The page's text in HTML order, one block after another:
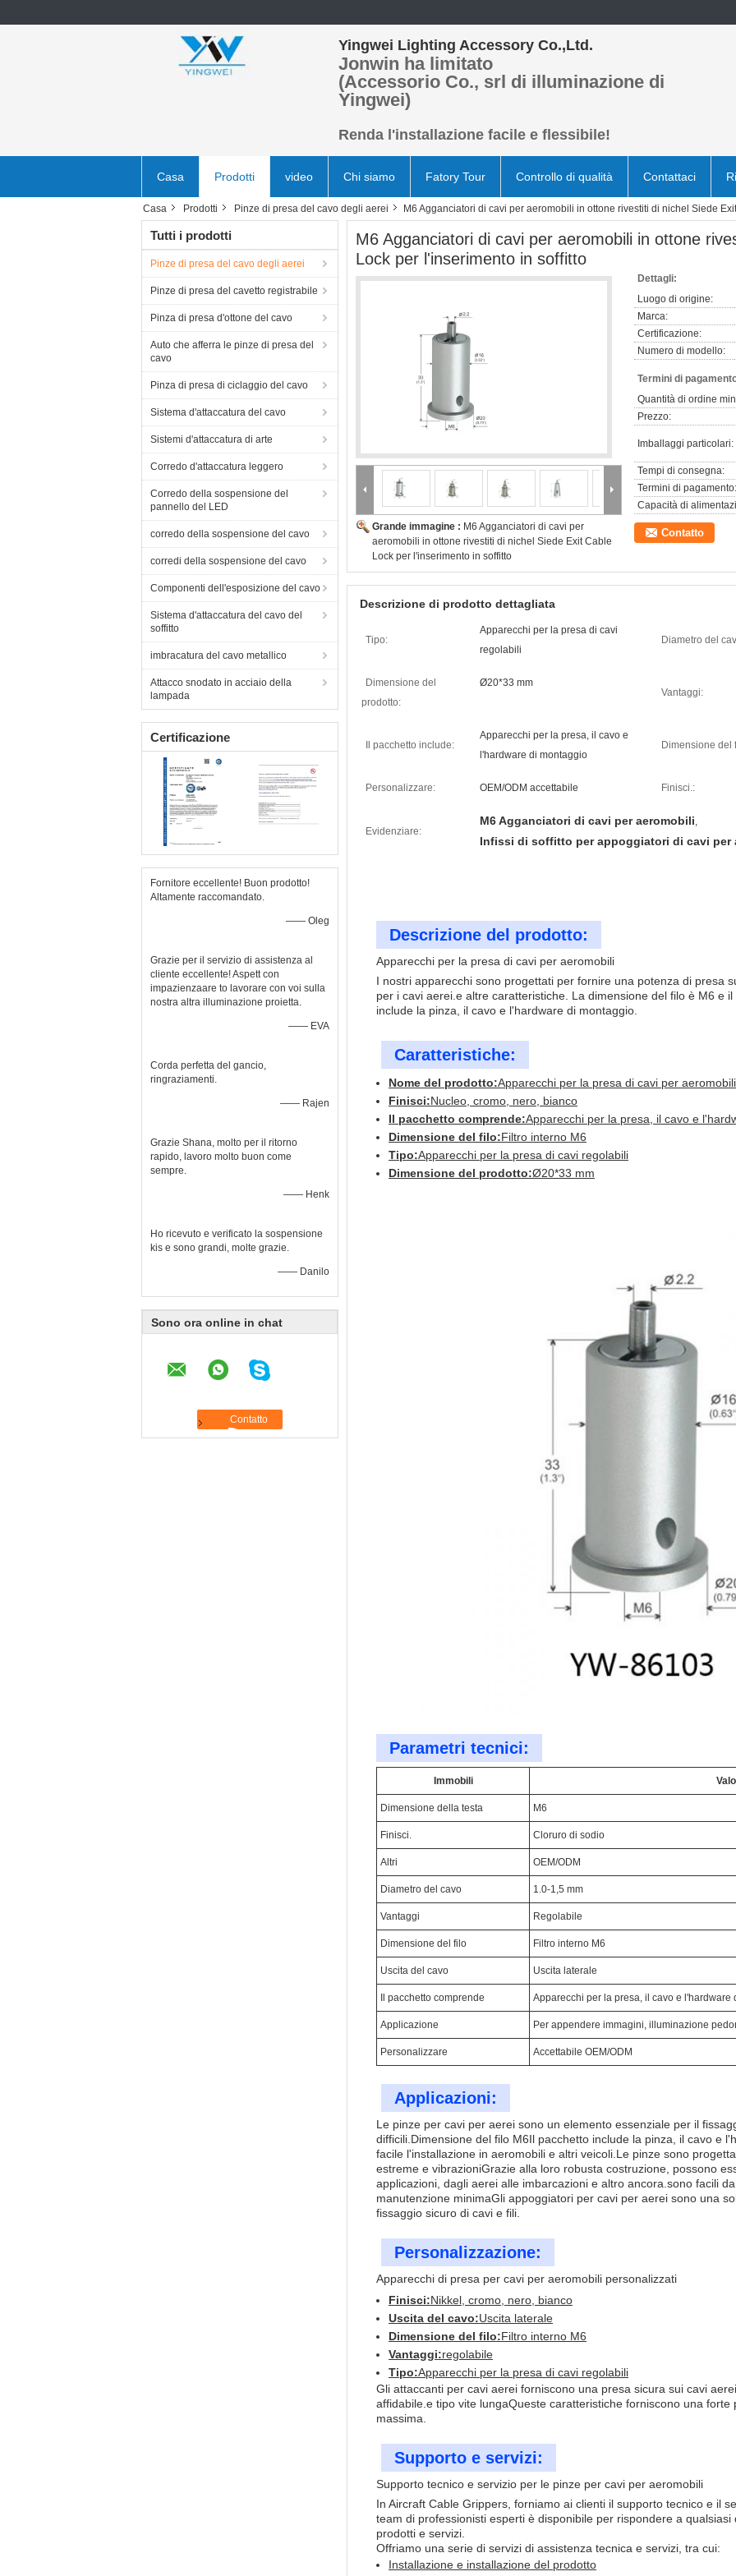
Yingwei Lighting Accessory Co.,Ltd.
Jonwin ha limitato
(Accessorio Co., srl di illuminazione di
Yingwei)
Renda l'installazione facile e flessibile!
Casa Prodotti video Chi siamo Fatory Tour Controllo di qualità Contattaci
Casa Prodotti Pinze di presa del cavo degli aerei M6 Agganciatori di cavi per aeromobili in ottone rivestiti di nichel Siede
Tutti i prodotti
Pinze di presa del cavo degli aerei
Pinze di presa del cavetto registrabile
Pinza di presa d'ottone del cavo
Auto che afferra le pinze di presa del
cavo
Pinza di presa di ciclaggio del cavo
Sistema d'attaccatura del cavo
Sistemi d'attaccatura di arte
Corredo d'attaccatura leggero
Corredo della sospensione del
pannello del LED
corredo della sospensione del cavo
corredi della sospensione del cavo
Componenti dell'esposizione del cavo
Sistema d'attaccatura del cavo del
soffitto
imbracatura del cavo metallico
Attacco snodato in acciaio della
lampada
Certificazione
Fornitore eccellente! Buon prodotto!
Altamente raccomandato.
—— Oleg
Grazie per il servizio di assistenza al
cliente eccellente! Aspett con
impazienzaare to lavorare con voi sulla
nostra altra illuminazione proietta.
—— EVA
Corda perfetta del gancio,
ringraziamenti.
—— Rajen
Grazie Shana, molto per il ritorno
rapido, lavoro molto buon come
sempre.
—— Henk
Ho ricevuto e verificato la sospensione
kis e sono grandi, molte grazie.
—— Danilo
Sono ora online in chat
M6 Agganciatori di cavi per aeromobili in ottone
Lock per l'inserimento in soffitto
Grande immagine : M6 Agganciatori di cavi per
aeromobili in ottone rivestiti di nichel Siede Exit Cable
Lock per l'inserimento in soffitto
Dettagli:
Luogo di origine:
Marca:
Certificazione:
Numero di modello:
Termini di
Quantità di ordine
Prezzo:
Imballaggi particolari:
Tempi di consegna:
Termini di pagamento:
Capacità di
Contatto
Descrizione di prodotto dettagliata
Tipo:
Apparecchi per la presa di cavi
regolabili
Diametro del
Dimensione del
prodotto:
Ø20*33 mm
Vantaggi:
Il pacchetto include:
Apparecchi per la presa, il cavo e
l'hardware di montaggio
Dimensione del
Personalizzare: OEM/ODM accettabile Finisci.:
Evidenziare:
M6 Agganciatori di cavi per aeromobili,
Infissi di soffitto per appoggiatori di cavi per
Descrizione del prodotto:
Apparecchi per la presa di cavi per aeromobili
I nostri apparecchi sono progettati per fornire una potenza di presa
per i cavi aerei.e altre caratteristiche. La dimensione del filo è M6 e
include la pinza, il cavo e l'hardware di montaggio.
Caratteristiche:
Nome del prodotto:Apparecchi per la presa di cavi per aeromobili
Finisci:Nucleo, cromo, nero, bianco
Il pacchetto comprende:Apparecchi per la presa, il cavo e
Dimensione del filo:Filtro interno M6
Tipo:Apparecchi per la presa di cavi regolabili
Dimensione del prodotto:Ø20*33 mm
Parametri tecnici:
Immobili
Dimensione della testa M6
Finisci. Cloruro di sodio
Altri OEM/ODM
Diametro del cavo 1.0-1,5 mm
Vantaggi Regolabile
Dimensione del filo Filtro interno M6
Uscita del cavo Uscita laterale
Il pacchetto comprende Apparecchi per la presa, il cavo e l'hardware
Applicazione Per appendere immagini, illuminazione
Personalizzare Accettabile OEM/ODM
Applicazioni:
Le pinze per cavi per aerei sono un elemento essenziale per il
difficili.Dimensione del filo M6Il pacchetto include la pinza, il cavo e
facile l'installazione in aeromobili e altri veicoli.Le pinze sono
estreme e vibrazioniGrazie alla loro robusta costruzione, possono
applicazioni, dagli aerei alle imbarcazioni e altro ancora.sono facili
manutenzione minimaGli appoggiatori per cavi per aerei sono una
fissaggio sicuro di cavi e fili.
Personalizzazione:
Apparecchi di presa per cavi per aeromobili personalizzati
Finisci:Nikkel, cromo, nero, bianco
Uscita del cavo:Uscita laterale
Dimensione del filo:Filtro interno M6
Vantaggi:regolabile
Tipo:Apparecchi per la presa di cavi regolabili
Gli attaccanti per cavi aerei forniscono una presa sicura sui cavi
affidabile.e tipo vite lungaQueste caratteristiche forniscono una
massima.
Supporto e servizi:
Supporto tecnico e servizio per le pinze per cavi per aeromobili
In Aircraft Cable Grippers, forniamo ai clienti il supporto tecnico e il
team di professionisti esperti è disponibile per rispondere a
prodotti e servizi.
Offriamo una serie di servizi di assistenza tecnica e servizi, tra cui:
Installazione e installazione del prodotto